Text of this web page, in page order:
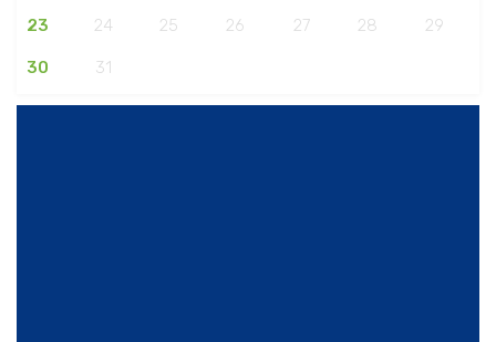
23 24 25 26 27 28 29
30 31